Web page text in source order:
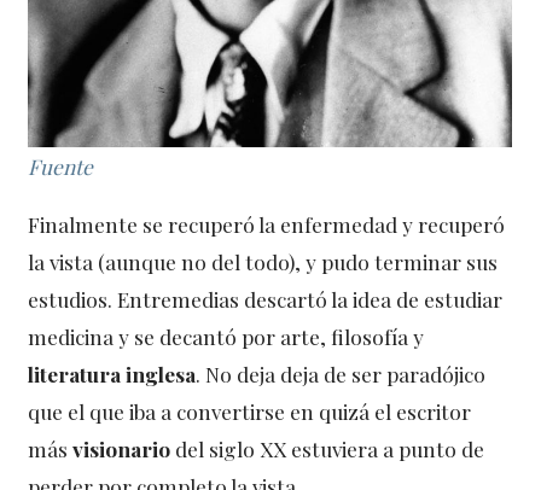
Fuente
Finalmente se recuperó la enfermedad y recuperó
la vista (aunque no del todo), y pudo terminar sus
estudios. Entremedias descartó la idea de estudiar
medicina y se decantó por arte, filosofía y
literatura inglesa. No deja deja de ser paradójico
que el que iba a convertirse en quizá el escritor
másvisionario del siglo XX estuviera a punto de